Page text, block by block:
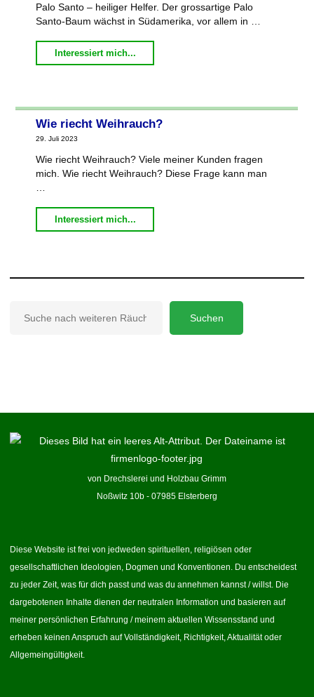
Palo Santo – heiliger Helfer. Der grossartige Palo
Santo-Baum wächst in Südamerika, vor allem in …
Interessiert mich...
heiliger
Helfer."
Wie riecht Weihrauch?
29. Juli 2023
Wie riecht Weihrauch? Viele meiner Kunden fragen
mich. Wie riecht Weihrauch? Diese Frage kann man
Interessiert mich...
Suchen
von Drechslerei und Holzbau Grimm
Noßwitz 10b - 07985 Elsterberg
Diese Website ist frei von jedweden spirituellen, religiösen oder
gesellschaftlichen Ideologien, Dogmen und Konventionen. Du entscheidest
zu jeder Zeit, was für dich passt und was du annehmen kannst / willst. Die
dargebotenen Inhalte dienen der neutralen Information und basieren auf
meiner persönlichen Erfahrung / meinem aktuellen Wissensstand und
erheben keinen Anspruch auf Vollständigkeit, Richtigkeit, Aktualität oder
Allgemeingültigkeit.